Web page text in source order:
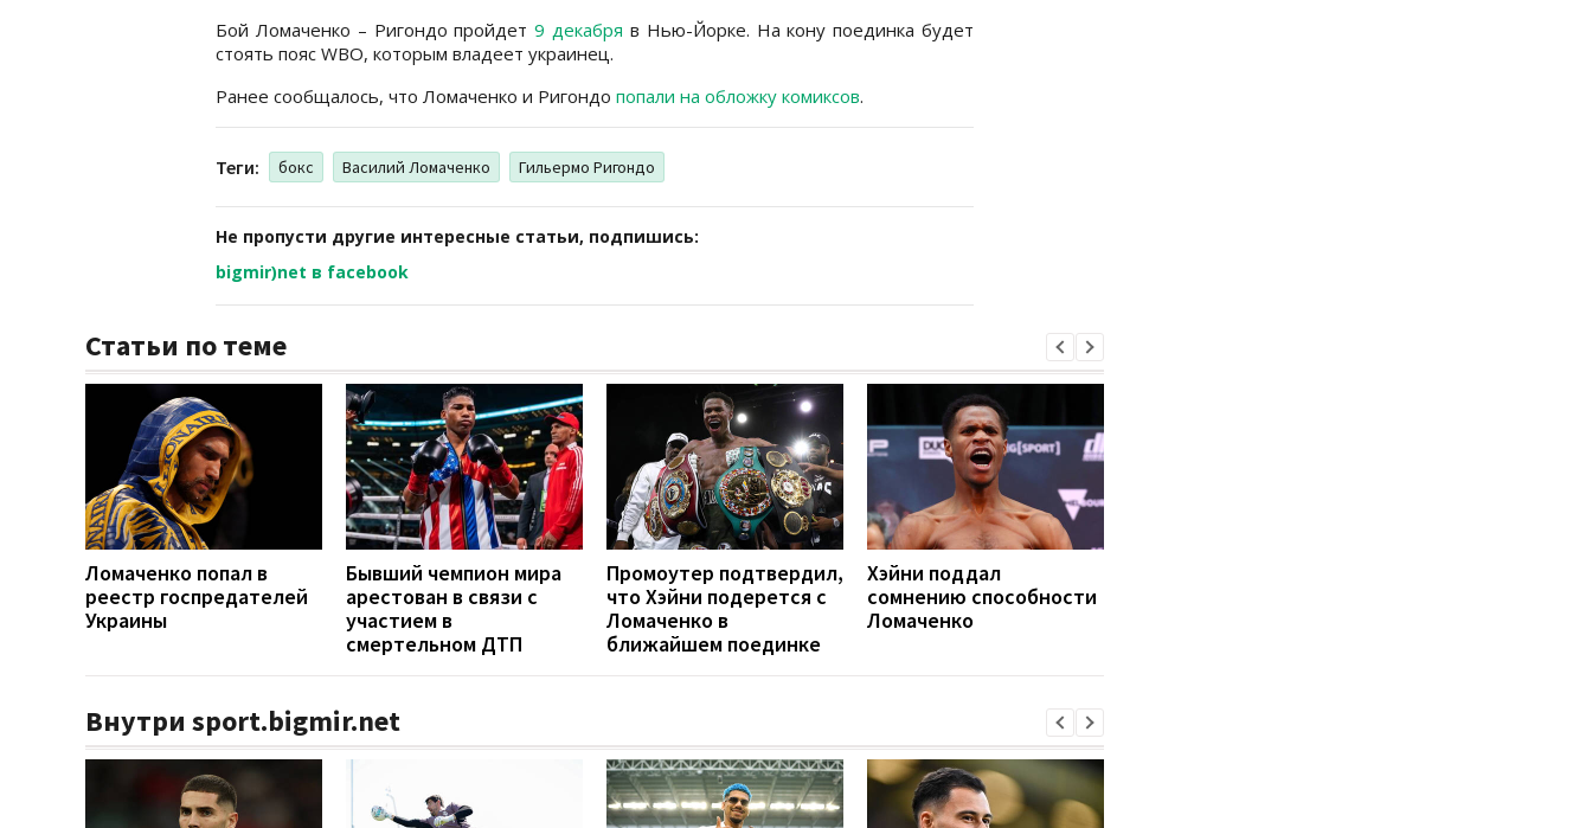
Бой Ломаченко – Ригондо пройдет9 декабря в Нью-Йорке. На кону поединка будет
стоять пояс WBO, которым владеет украинец.
Ранее сообщалось, что Ломаченко и Ригондо попали на обложку комиксов.
Теги: бокс Василий Ломаченко Гильермо Ригондо
Не пропусти другие интересные статьи, подпишись:
bigmir)net в facebook
Статьи по теме
Ломаченко попал в
реестр госпредателей
Украины
Бывший чемпион мира
арестован в связи с
участием в
смертельном ДТП
Промоутер подтвердил,
что Хэйни подерется с
Ломаченко в
ближайшем поединке
Хэйни поддал
сомнению способности
Ломаченко
Внутри sport.bigmir.net